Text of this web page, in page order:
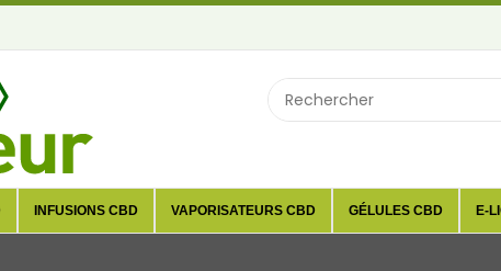
INFUSIONS CBD VAPORISATEURS CBD GÉLULES CBD E-